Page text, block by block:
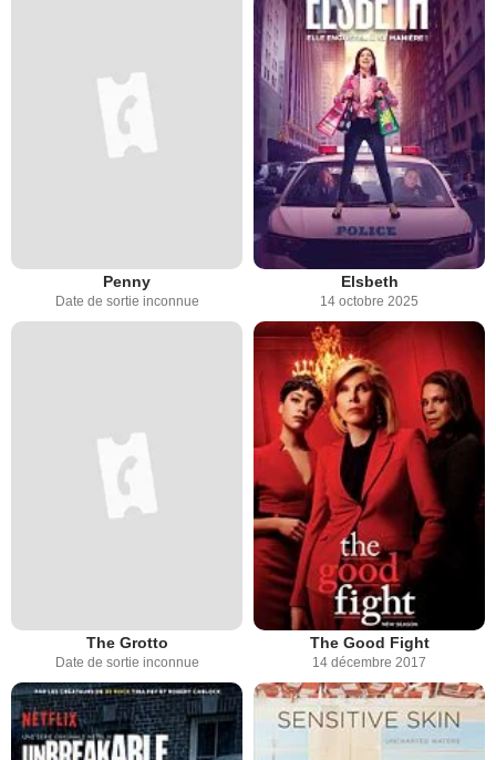
Penny
Date de sortie inconnue
Elsbeth
14 octobre 2025
The Grotto
Date de sortie inconnue
The Good Fight
14 décembre 2017